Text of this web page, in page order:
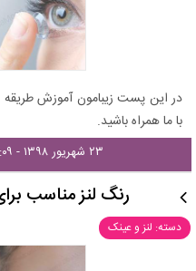
در این پست زیبامون آموزش
با ما همراه باشید.
۲۳ شهریور ۱۳۹۸ - ۰۲:۰۹
رنگ لنز مناسب
دسته: لنز و عینک